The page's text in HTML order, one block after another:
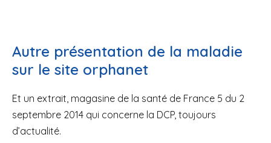
Autre présentation de la maladie
sur le site orphanet
Et un extrait, magasine de la santé de France 5 du 2
septembre 2014 qui concerne la DCP, toujours
d’actualité.